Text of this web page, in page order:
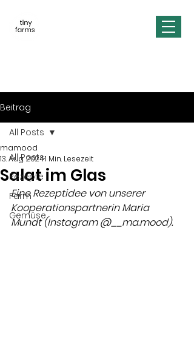
Beitrag
All Posts
Rezepte
Farm
Gemüse
All Posts
Salat im Glas
mamood
13. Aug. 20241 Min. Lesezeit
Eine Rezeptidee von unserer
Kooperationspartnerin Maria
Mundt (Instagram @__ma.mood).